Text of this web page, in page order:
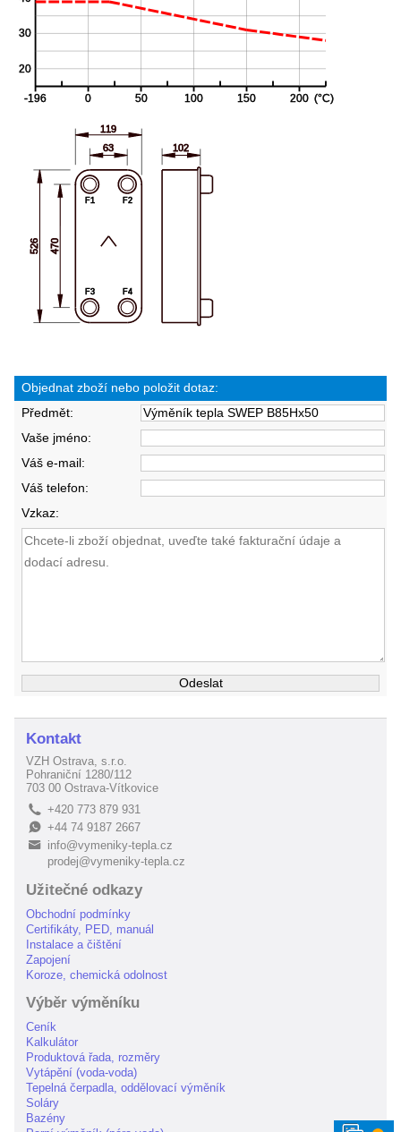
Objednat zboží nebo položit dotaz:
Předmět:
Vaše jméno:
Váš e-mail:
Váš telefon:
Vzkaz:
Kontakt
VZH Ostrava, s.r.o.
Pohraniční 1280/112
703 00 Ostrava-Vítkovice
L +420 773 879 931
E+44 74 9187 2667
B
info@vymeniky-tepla.cz
prodej@vymeniky-tepla.cz
Užitečné odkazy
Obchodní podmínky
Certifikáty, PED, manuál
Instalace a čištění
Zapojení
Koroze, chemická odolnost
Výběr výměníku
Ceník
Kalkulátor
Produktová řada, rozměry
Vytápění (voda-voda)
Tepelná čerpadla, oddělovací výměník
Soláry
Bazény